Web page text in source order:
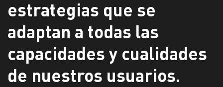
estrategias que se
adaptan a todas las
capacidades y cualidades
de nuestros usuarios.